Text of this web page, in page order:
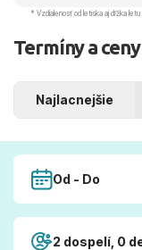
* Vzdialenosť od letiska aj dľžka
Termíny a
Najlacnejšie
Od - Do
2 dospelí, 0